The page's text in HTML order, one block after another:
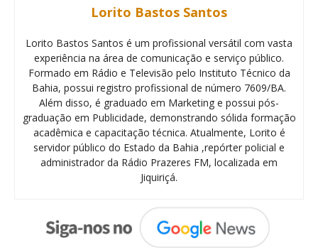
Lorito Bastos Santos
Lorito Bastos Santos é um profissional versátil com vasta
experiência na área de comunicação e serviço público.
Formado em Rádio e Televisão pelo Instituto Técnico da
Bahia, possui registro profissional de número 7609/BA.
Além disso, é graduado em Marketing e possui pós-
graduação em Publicidade, demonstrando sólida formação
acadêmica e capacitação técnica. Atualmente, Lorito é
servidor público do Estado da Bahia ,repórter policial e
administrador da Rádio Prazeres FM, localizada em
Jiquiriçá.